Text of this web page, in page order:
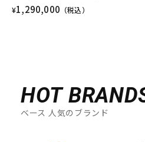
¥1,290,000 （税込）
HOT
ベース 人気のブランド